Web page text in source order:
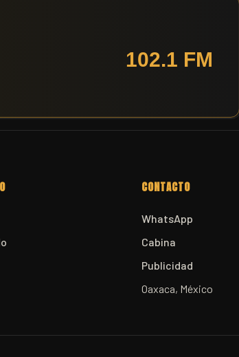
CONTACTO
WhatsApp
Cabina
Publicidad
Oaxaca, México